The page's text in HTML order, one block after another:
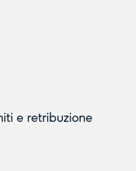
e retribuzione